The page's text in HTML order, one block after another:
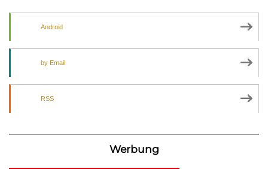
Android
by Email
RSS
Werbung